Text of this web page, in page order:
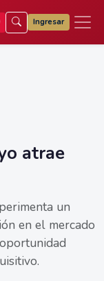
Ingresar
atrae
un
en el mercado